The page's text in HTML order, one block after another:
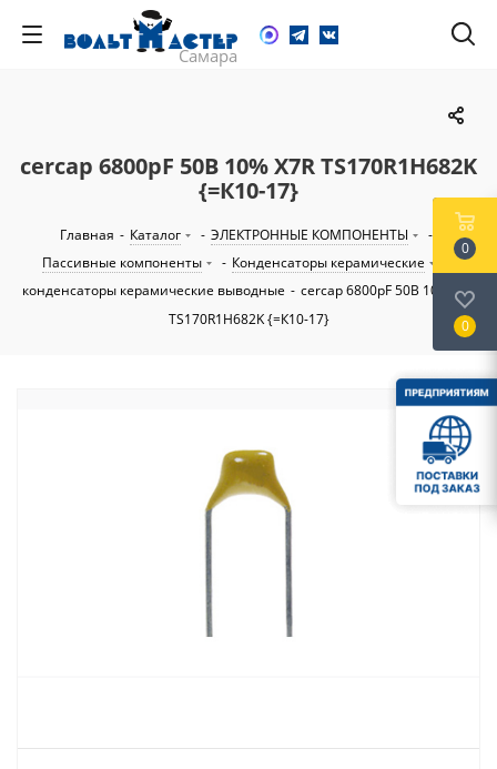
cercap 6800pF 50В 10% X7R TS170R1H682K
{=К10-17}
Главная - Каталог - ЭЛЕКТРОННЫЕ КОМПОНЕНТЫ
-
Пассивные компоненты
- Конденсаторы керамические
конденсаторы керамические выводные - cercap 6800pF 50В 10% X7R
TS170R1H682K {=К10-17}
0
0